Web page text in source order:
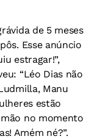
de 5 meses
Esse anúncio
estragar!”,
“Léo Dias não
Manu
estão
no momento
Amém né?”.